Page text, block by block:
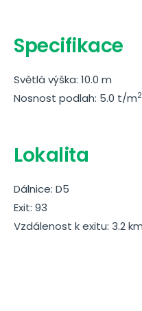
Specifikace
Světlá výška: 10.0 m
Nosnost podlah: 5.0 t/m2
Lokalita
Dálnice: D5
Exit: 93
Vzdálenost k exitu: 3.2 km